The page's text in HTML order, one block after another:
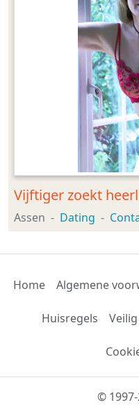
Vijftiger zoekt
Assen Dating
Home Algemene
Huisregels
©